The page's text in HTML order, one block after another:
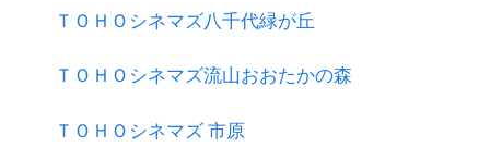
ＴＯＨＯシネマズ八千代緑が丘
ＴＯＨＯシネマズ流山おおたかの森
ＴＯＨＯシネマズ 市原